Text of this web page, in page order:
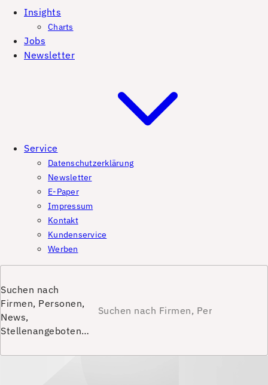
Insights
Charts
Jobs
Newsletter
Service
Datenschutzerklärung
Newsletter
E-Paper
Impressum
Kontakt
Kundenservice
Werben
Suchen nach
Firmen, Personen,
News,
Stellenangeboten…